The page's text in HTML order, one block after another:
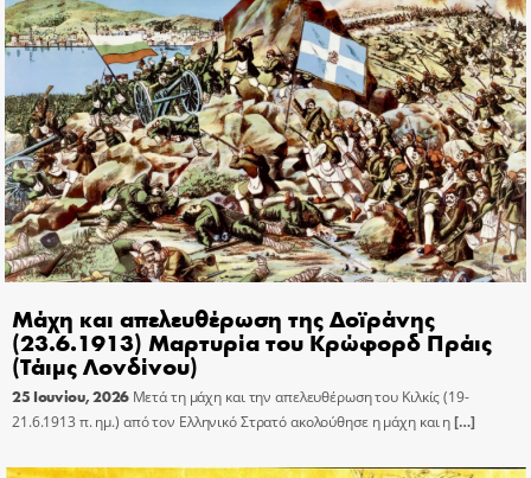
Μάχη και απελευθέρωση της Δοϊράνης
(23.6.1913) Μαρτυρία του Κρώφορδ Πράις
(Τάιμς Λονδίνου)
25 Ιουνίου, 2026 Μετά τη μάχη και την απελευθέρωση του Κιλκίς (19-
21.6.1913 π. ημ.) από τον Ελληνικό Στρατό ακολούθησε η μάχη και η[…]